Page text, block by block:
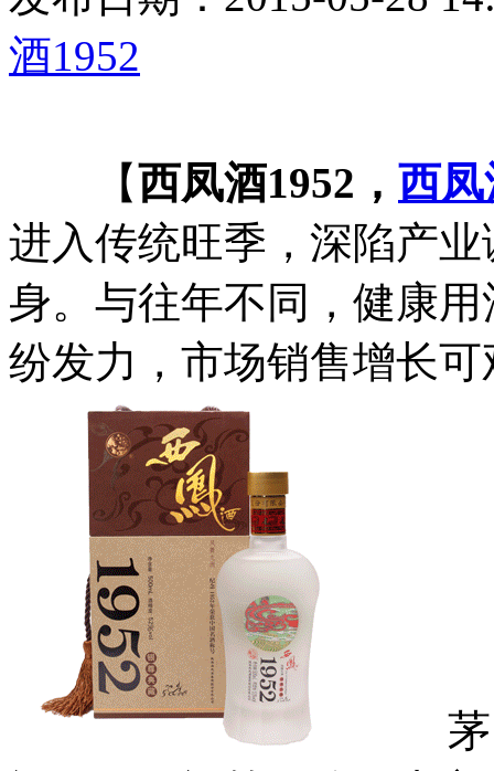
酒1952
【西凤酒1952， 西
进入传统旺季，深陷产
身。与往年不同，健康
纷发力，市场销售增长
茅台